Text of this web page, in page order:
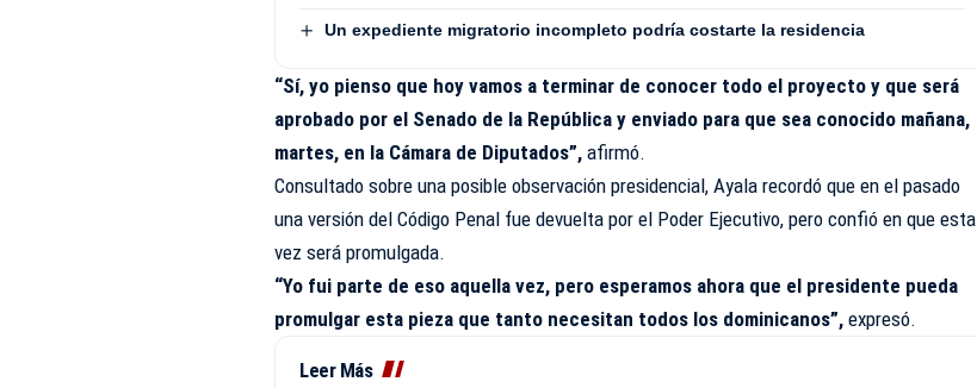
Un expediente migratorio incompleto podría costarte la residencia
“Sí, yo pienso que hoy vamos a terminar de conocer todo el proyecto y que será
aprobado por el Senado de la República y enviado para que sea conocido mañana,
martes, en la Cámara de Diputados”, afirmó.
Consultado sobre una posible observación presidencial, Ayala recordó que en el pasado
una versión del Código Penal fue devuelta por el Poder Ejecutivo, pero confió en que esta
vez será promulgada.
“Yo fui parte de eso aquella vez, pero esperamos ahora que el presidente pueda
promulgar esta pieza que tanto necesitan todos los dominicanos”, expresó.
Leer Más